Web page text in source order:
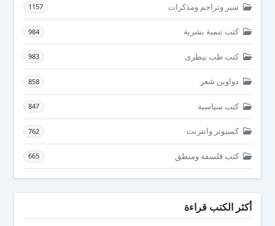
سير وتراجم ومذكرات 1157
كتب تنمية بشرية 984
كتب طب بيطرى 983
دواوين شعر 858
كتب سياسية 847
كمبيوتر وانترنت 762
كتب فلسفة ومنطق 665
أكثر الكتب قراءة